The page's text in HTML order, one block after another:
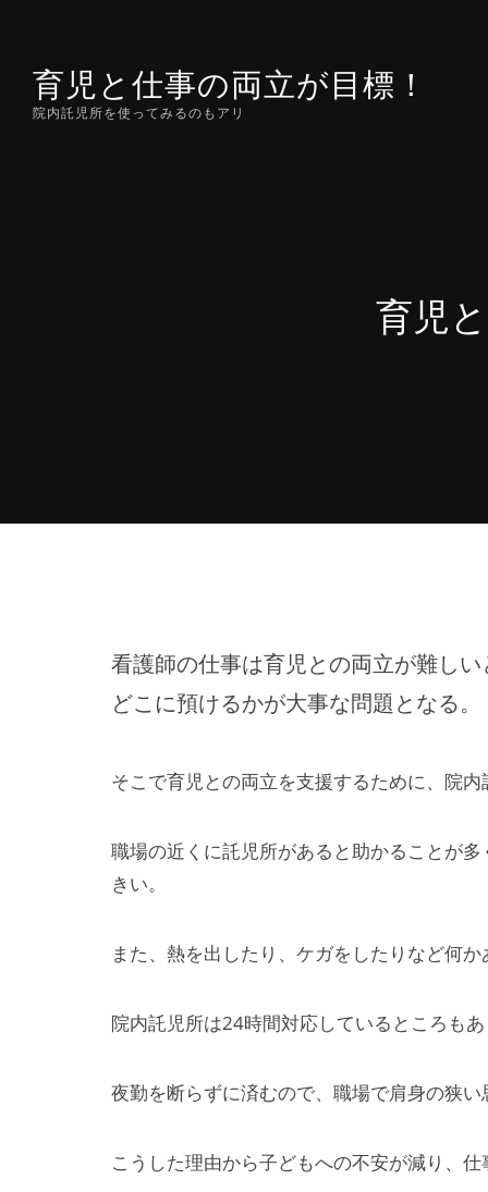
content育児と仕事の両立が目標！
院内託児所を使ってみるのもアリ
育児
看護師の仕事は育児との両立が難し
どこに預けるかが大事な問題となる。
そこで育児との両立を支援するために、院
職場の近くに託児所があると助かることが
きい。
また、熱を出したり、ケガをしたりなど何
院内託児所は24時間対応しているところも
夜勤を断らずに済むので、職場で肩身の狭
こうした理由から子どもへの不安が減り、